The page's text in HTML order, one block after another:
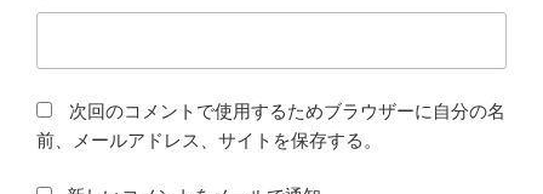
次回のコメントで使用するためブラウザーに自分の名
前、メールアドレス、サイトを保存する。